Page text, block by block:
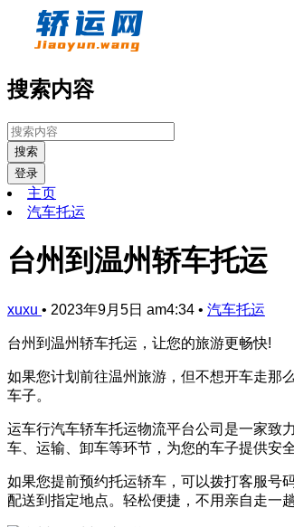
搜索内容
搜索
登录
主页
汽车托运
台州到温州轿车托运
xuxu • 2023年9月5日 am4:34 • 汽车托运
台州到温州轿车托运，让您的旅游更畅快!
如果您计划前往温州旅游，但不想开车走那
车子。
运车行汽车轿车托运物流平台公司是一家致
车、运输、卸车等环节，为您的车子提供安
如果您提前预约托运轿车，可以拨打客服号
配送到指定地点。轻松便捷，不用亲自走一